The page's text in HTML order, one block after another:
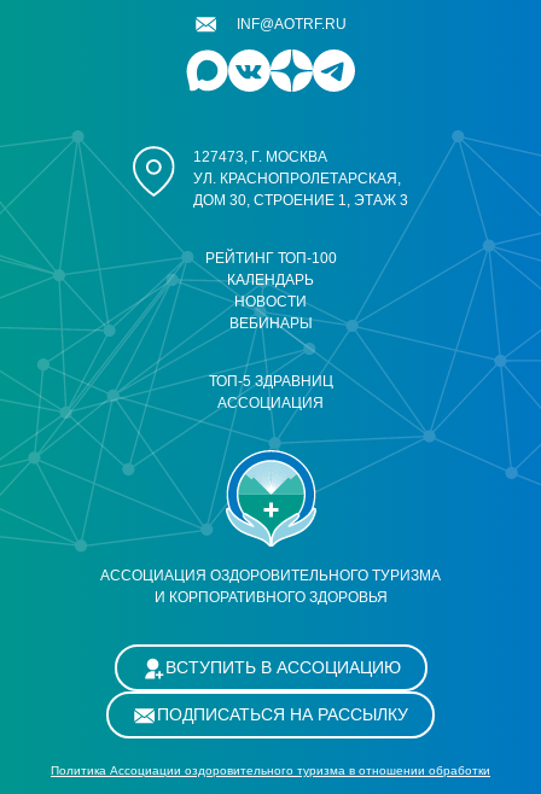
АССОЦИАЦИЯ ОЗДОРОВИТЕЛЬНОГО ТУРИЗМА
И КОРПОРАТИВНОГО ЗДОРОВЬЯ
РЕЙТИНГ ТОП-100
КАЛЕНДАРЬ
НОВОСТИ
ВЕБИНАРЫ
ТОП-5 ЗДРАВНИЦ
АССОЦИАЦИЯ
127473, Г. МОСКВА
УЛ. КРАСНОПРОЛЕТАРСКАЯ,
ДОМ 30, СТРОЕНИЕ 1, ЭТАЖ 3
INF@AOTRF.RU
ВСТУПИТЬ В АССОЦИАЦИЮ
ПОДПИСАТЬСЯ НА РАССЫЛКУ
Политика Ассоциации оздоровительного туризма в отношении обработки